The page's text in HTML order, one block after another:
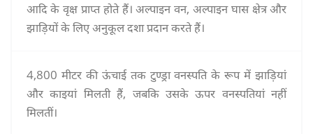
आदि के वृक्ष प्राप्त होते हैं। अल्पाइन वन, अल्पाइन घास क्षेत्र और
झाड़ियों के लिए अनुकूल दशा प्रदान करते हैं।
4,800 मीटर की ऊंचाई तक टुण्ड्रा वनस्पति के रूप में झाड़ियां
और काइयां मिलती हैं, जबकि उसके ऊपर वनस्पतियां नहीं
मिलतीं।